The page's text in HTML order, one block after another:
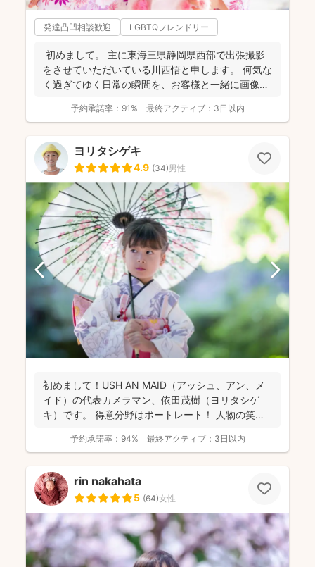
発達凸凹相談歓迎 LGBTQフレンドリー
初めまして。 主に東海三県静岡県西部で出張撮影
をさせていただいている川西悟と申します。 何気な
く過ぎてゆく日常の瞬間を、お客様と一緒に画像と
予約承諾率： 91% 最終アクティブ： 3日以内
ヨリタシゲキ
4.9 (34)男性
初めまして！USH AN MAID（アッシュ、アン、メ
イド）の代表カメラマン、依田茂樹（ヨリタシゲ
キ）です。 得意分野はポートレート！ 人物の笑顔
予約承諾率： 94% 最終アクティブ： 3日以内
rin nakahata
5 (64)女性